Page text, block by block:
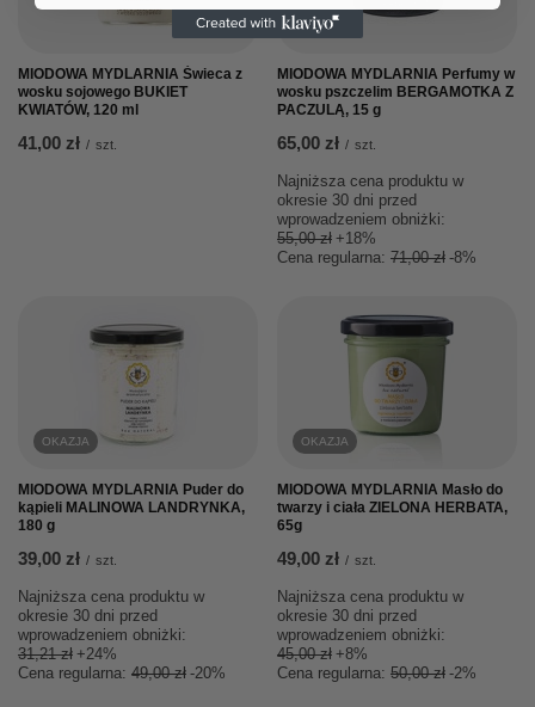
MIODOWA MYDLARNIA Świeca z
wosku sojowego BUKIET
KWIATÓW, 120 ml
41,00 zł / szt.
OKAZJA
MIODOWA MYDLARNIA Perfumy w
wosku pszczelim BERGAMOTKA Z
PACZULĄ, 15 g
65,00 zł / szt.
Najniższa cena produktu w
okresie 30 dni przed
wprowadzeniem obniżki:
55,00 zł +18%
Cena regularna: 71,00 zł -8%
OKAZJA
MIODOWA MYDLARNIA Puder do
kąpieli MALINOWA LANDRYNKA,
180 g
39,00 zł / szt.
Najniższa cena produktu w
okresie 30 dni przed
wprowadzeniem obniżki:
31,21 zł +24%
Cena regularna: 49,00 zł -20%
OKAZJA
MIODOWA MYDLARNIA Masło do
twarzy i ciała ZIELONA HERBATA,
65g
49,00 zł / szt.
Najniższa cena produktu w
okresie 30 dni przed
wprowadzeniem obniżki:
45,00 zł +8%
Cena regularna: 50,00 zł -2%